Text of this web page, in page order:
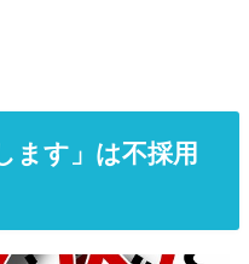
ます」は不採用